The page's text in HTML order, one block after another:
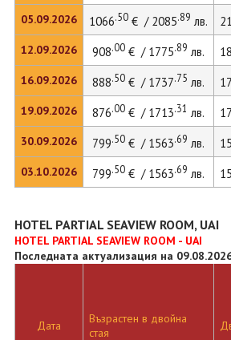
05.09.2026
12.09.2026
16.09.2026
19.09.2026
30.09.2026
03.10.2026
1066.50€ / 2085.89 лв.
908.00€ / 1775.89 лв.
888.50€ / 1737.75 лв.
876.00€ / 1713.31 лв.
799.50€ / 1563.69 лв.
799.50€ / 1563.69 лв.
HOTEL PARTIAL SEAVIEW ROOM, UAI
HOTEL PARTIAL SEAVIEW ROOM - UAI
Последната актуализация на
Дата
Възрастен в двойна
стая